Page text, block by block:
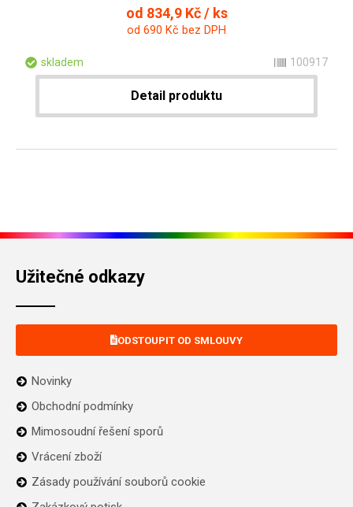
od 834,9 Kč / ks
od 690 Kč bez DPH
skladem 100917
Detail produktu
Užitečné odkazy
ODSTOUPIT OD SMLOUVY
Novinky
Obchodní podmínky
Mimosoudní řešení sporů
Vrácení zboží
Zásady používání souborů cookie